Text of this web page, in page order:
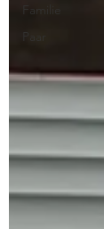
Familie
Paar